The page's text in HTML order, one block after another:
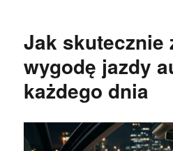
Jak skutecznie
wygodę jazdy
każdego dnia